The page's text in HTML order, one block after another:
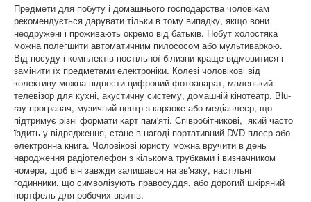
Предмети для побуту і домашнього господарства чоловікам
рекомендується дарувати тільки в тому випадку, якщо вони
неодружені і проживають окремо від батьків. Побут холостяка
можна полегшити автоматичним пилососом або мультиваркою.
Від посуду і комплектів постільної білизни краще відмовитися і
замінити їх предметами електроніки. Колезі чоловікові від
колективу можна піднести цифровий фотоапарат, маленький
телевізор для кухні, акустичну систему, домашній кінотеатр, Blu-
ray-програвач, музичний центр з караоке або медіаплеєр, що
підтримує різні формати карт пам'яті. Співробітникові, який часто
їздить у відрядження, стане в нагоді портативний DVD-плеєр або
електронна книга. Чоловікові юристу можна вручити в день
народження радіотелефон з кількома трубками і визначником
номера, щоб він завжди залишався на зв'язку, настільні
годинники, що символізують правосуддя, або дорогий шкіряний
портфель для робочих візитів.